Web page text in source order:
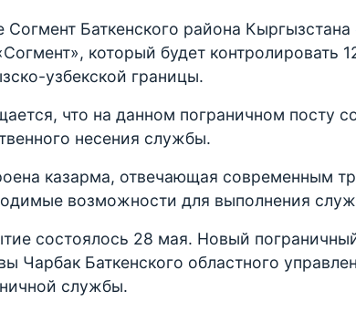
Согмент Баткенского района Кыргызстана
который будет контролировать
узбекской границы.
что на данном пограничном посту
несения службы.
казарма, отвечающая современным
возможности для выполнения
состоялось 28 мая. Новый
Чарбак Баткенского областного
службы.